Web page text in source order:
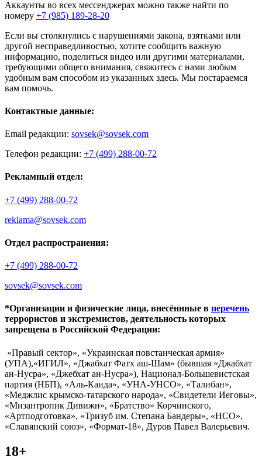
Аккаунты во всех мессенджерах можно также найти по
номеру +7 (985) 189-28-20
Если вы столкнулись с нарушениями закона, взятками или
другой несправедливостью, хотите сообщить важную
информацию, поделиться видео или другими материалами,
требующими общего внимания, свяжитесь с нами любым
удобным вам способом из указанных здесь. Мы постараемся
вам помочь.
Контактные данные:
Email редакции: sovsek@sovsek.com
Телефон редакции: +7 (499) 288-00-72
Рекламный отдел:
+7 (499) 288-00-72
reklama@sovsek.com
Отдел распространения:
+7 (499) 288-00-72
sovsek@sovsek.com
*Организации и физические лица, внесённные в перечень
террористов и экстремистов, деятельность которых
запрещена в Российской Федерации:
«Правый сектор», «Украинская повстанческая армия»
(УПА),«ИГИЛ», «Джабхат Фатх аш-Шам» (бывшая «Джабхат
ан-Нусра», «Джебхат ан-Нусра»), Национал-Большевистская
партия (НБП), «Аль-Каида», «УНА-УНСО», «Талибан»,
«Меджлис крымско-татарского народа», «Свидетели Иеговы»,
«Мизантропик Дивижн», «Братство» Корчинского,
«Артподготовка», «Тризуб им. Степана Бандеры», «НСО»,
«Славянский союз», «Формат-18», Дуров Павел Валерьевич.
18+